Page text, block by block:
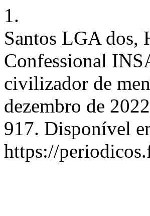
1.
Santos LGA dos,
Confessional
civilizador de
dezembro de
917. Disponível
https://